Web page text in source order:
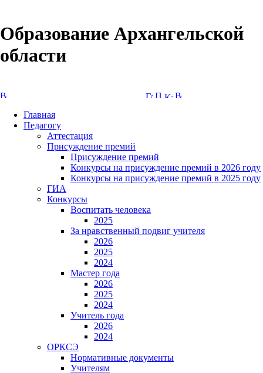
Образование Архангельской
области
Главная
Педагогу
Аттестация
Присуждение премий
Присуждение премий
Конкурсы на присуждение премий в 2026 году
Конкурсы на присуждение премий в 2025 году
ГИА
Конкурсы
Воспитать человека
2025
За нравственный подвиг учителя
2026
2025
2024
Мастер года
2026
2025
2024
Учитель года
2026
2024
ОРКСЭ
Нормативные документы
Учителям